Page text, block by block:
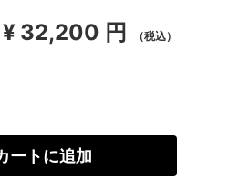
¥ 32,200 円 （税込）
ートに追加